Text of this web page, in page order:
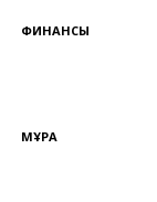
ФИНАНСЫ
МҰРА